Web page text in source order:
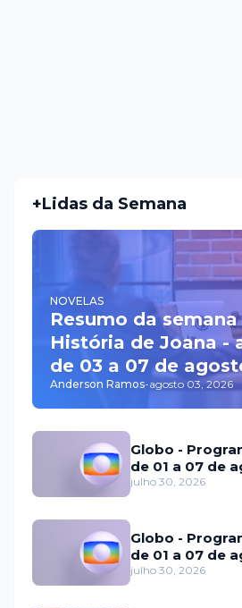
+Lidas da Semana
NOVELAS
Resumo da semana
História de Joana -
de 03 a 07 de
Anderson Ramos-agosto 03, 2026
Globo -
de 01 a 07 de
julho 30, 2026
Globo -
de 01 a 07 de
julho 30, 2026